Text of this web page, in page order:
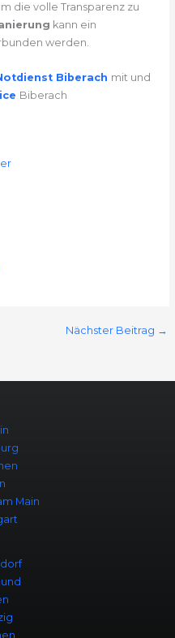
die volle Transparenz zu
kann ein
werden.
Biberach mit und
Biberach
Nächster Beitrag →
Main